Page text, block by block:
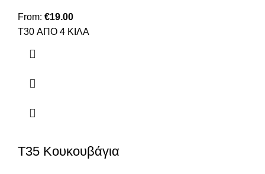
From: €19.00
T30 ΑΠΟ 4 ΚΙΛΑ
T35 Κουκουβάγια